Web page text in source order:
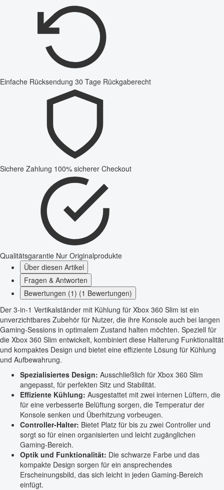
Einfache Rücksendung 30 Tage Rückgaberecht
Sichere Zahlung 100% sicherer Checkout
Qualitätsgarantie Nur Originalprodukte
Über diesen Artikel
Fragen & Antworten
Bewertungen (1) (1 Bewertungen)
Der 3-in-1 Vertikalständer mit Kühlung für Xbox 360 Slim ist ein
unverzichtbares Zubehör für Nutzer, die ihre Konsole auch bei langen
Gaming-Sessions in optimalem Zustand halten möchten. Speziell für
die Xbox 360 Slim entwickelt, kombiniert diese Halterung Funktionalität
und kompaktes Design und bietet eine effiziente Lösung für Kühlung
und Aufbewahrung.
Spezialisiertes Design: Ausschließlich für Xbox 360 Slim
angepasst, für perfekten Sitz und Stabilität.
Effiziente Kühlung: Ausgestattet mit zwei internen Lüftern, die
für eine verbesserte Belüftung sorgen, die Temperatur der
Konsole senken und Überhitzung vorbeugen.
Controller-Halter: Bietet Platz für bis zu zwei Controller und
sorgt so für einen organisierten und leicht zugänglichen
Gaming-Bereich.
Optik und Funktionalität: Die schwarze Farbe und das
kompakte Design sorgen für ein ansprechendes
Erscheinungsbild, das sich leicht in jeden Gaming-Bereich
einfügt.